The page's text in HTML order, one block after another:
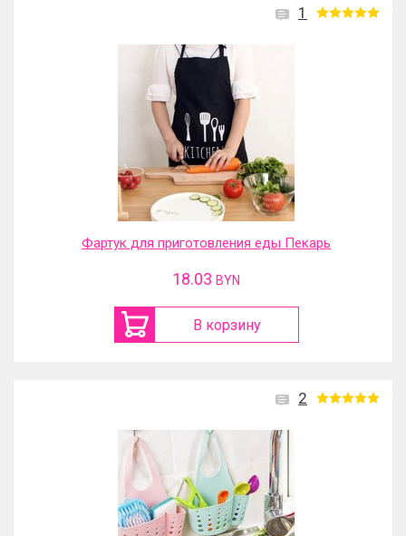
1
Фартук для приготовления еды Пекарь
18.03 BYN
В корзину
2